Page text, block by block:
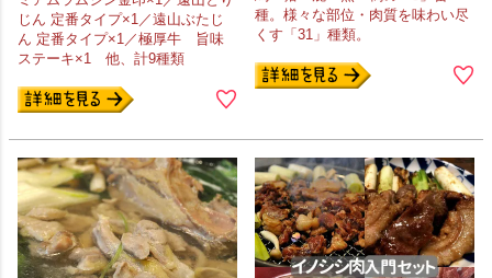
じん 定番タイプ×1／遠山ぶたじ
ん 定番タイプ×1／極厚牛 旨味
ステーキ×1 他、計9種類
種。様々な部位・肉質を味わい尽
くす「31」種類。